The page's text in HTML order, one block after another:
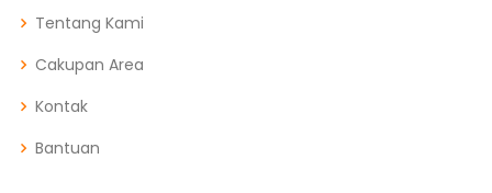
Tentang Kami
Cakupan Area
Kontak
Bantuan